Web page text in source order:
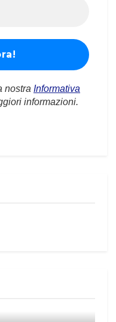
nostra Informativa
informazioni.